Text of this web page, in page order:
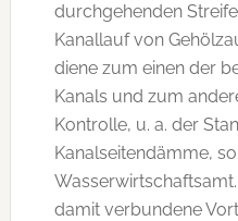
durchgehenden
Kanallauf von
diene zum einen der
Kanals und zum
Kontrolle, u. a. der
Kanalseitendämme,
damit verbundene